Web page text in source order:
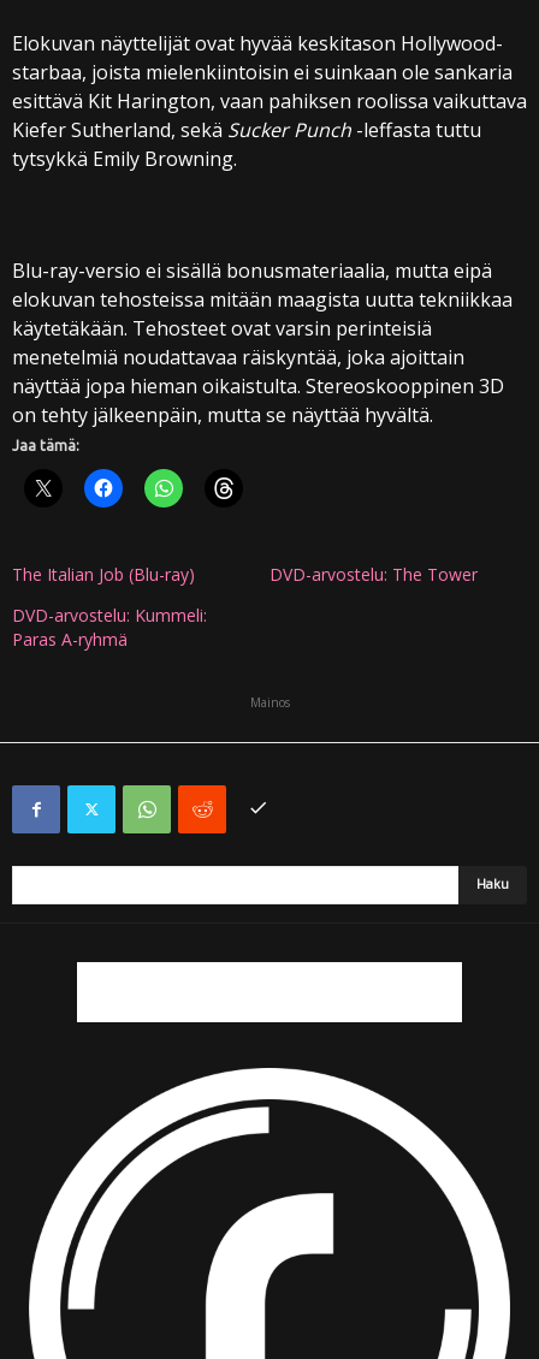
Elokuvan näyttelijät ovat hyvää keskitason Hollywood-
starbaa, joista mielenkiintoisin ei suinkaan ole sankaria
esittävä Kit Harington, vaan pahiksen roolissa vaikuttava
Kiefer Sutherland, sekä Sucker Punch -leffasta tuttu
tytsykkä Emily Browning.
Blu-ray-versio ei sisällä bonusmateriaalia, mutta eipä
elokuvan tehosteissa mitään maagista uutta tekniikkaa
käytetäkään. Tehosteet ovat varsin perinteisiä
menetelmiä noudattavaa räiskyntää, joka ajoittain
näyttää jopa hieman oikaistulta. Stereoskooppinen 3D
on tehty jälkeenpäin, mutta se näyttää hyvältä.
Jaa tämä:
The Italian Job (Blu-ray)
DVD-arvostelu: The Tower
DVD-arvostelu: Kummeli:
Paras A-ryhmä
Mainos